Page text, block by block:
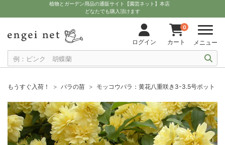
植物とガーデン用品の通販サイト【園芸ネット】本店
どなたでも購入頂けます
ログイン
0
カート メニュー
もうすぐ入荷！ バラの苗 モッコウバラ：黄花八重咲き3-3.5号ポット